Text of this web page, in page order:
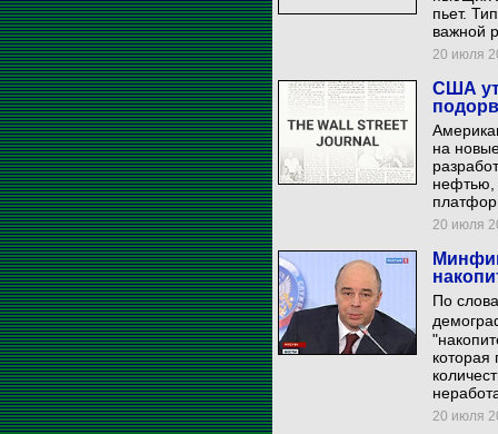
пьет.
важной
20 июля
США
на
нефтью,
20 июля
По
которая
20 июля